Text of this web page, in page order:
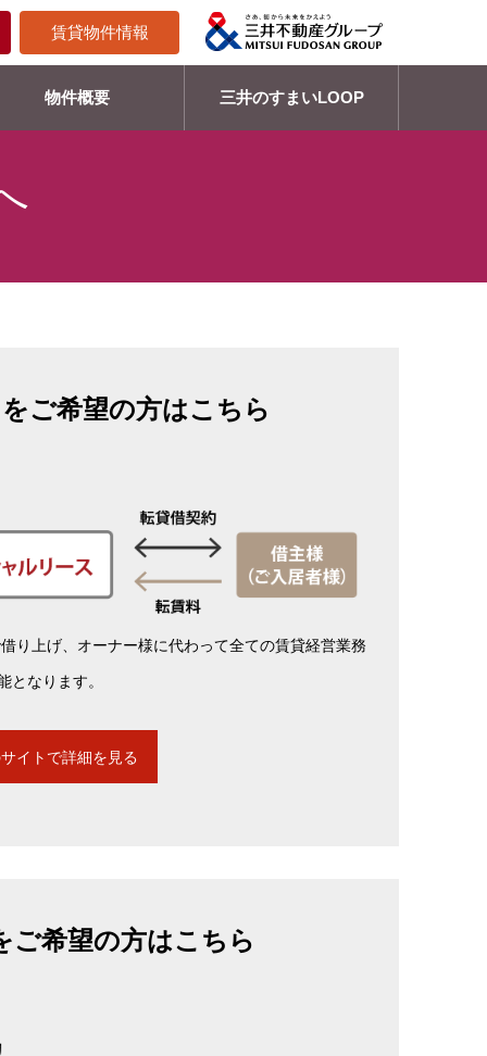
賃貸物件情報
物件概要 三井のすまいLOOP
ご希望の方はこちら
り上げ、オーナー様に代わって全ての賃貸経営業務
なります。
イトで詳細を見る
ご希望の方はこちら